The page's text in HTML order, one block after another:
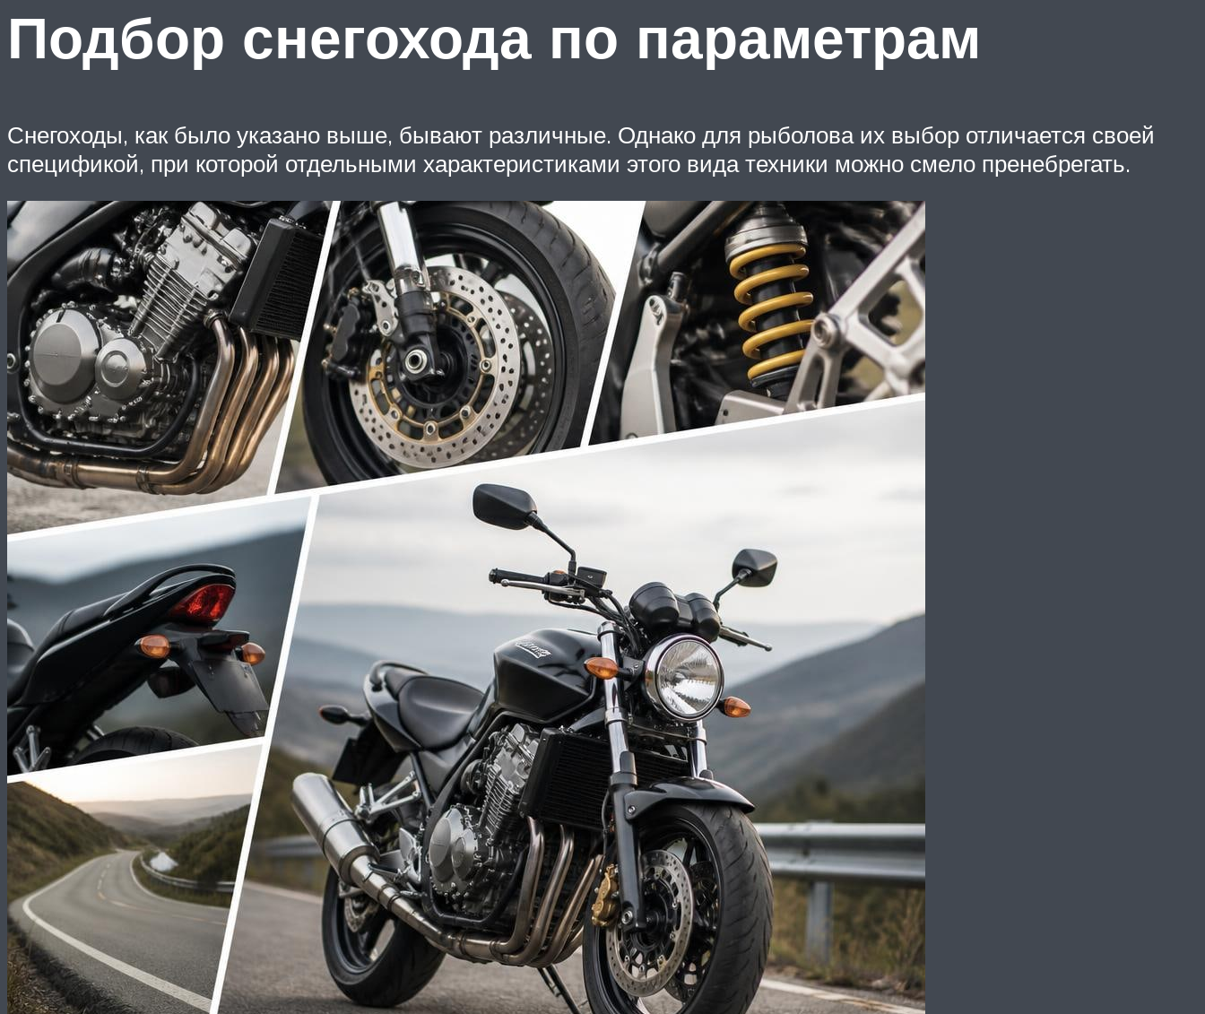
Подбор снегохода по параметрам
Снегоходы, как было указано выше, бывают различные. Однако для рыболова их выбор отличается своей
спецификой, при которой отдельными характеристиками этого вида техники можно смело пренебрегать.